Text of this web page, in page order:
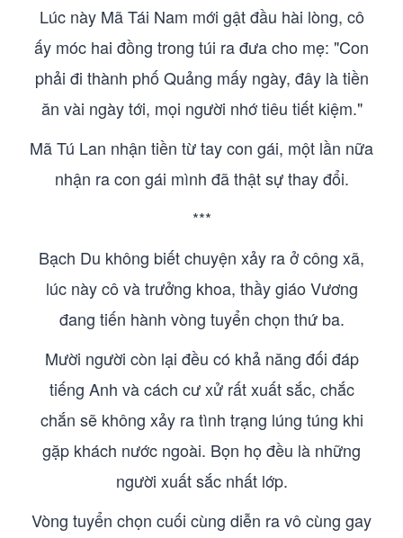
Lúc này Mã Tái Nam mới gật đầu hài lòng, cô
ấy móc hai đồng trong túi ra đưa cho mẹ: "Con
phải đi thành phố Quảng mấy ngày, đây là tiền
ăn vài ngày tới, mọi người nhớ tiêu tiết kiệm."
Mã Tú Lan nhận tiền từ tay con gái, một lần nữa
nhận ra con gái mình đã thật sự thay đổi.
***
Bạch Du không biết chuyện xảy ra ở công xã,
lúc này cô và trưởng khoa, thầy giáo Vương
đang tiến hành vòng tuyển chọn thứ ba.
Mười người còn lại đều có khả năng đối đáp
tiếng Anh và cách cư xử rất xuất sắc, chắc
chắn sẽ không xảy ra tình trạng lúng túng khi
gặp khách nước ngoài. Bọn họ đều là những
người xuất sắc nhất lớp.
Vòng tuyển chọn cuối cùng diễn ra vô cùng gay